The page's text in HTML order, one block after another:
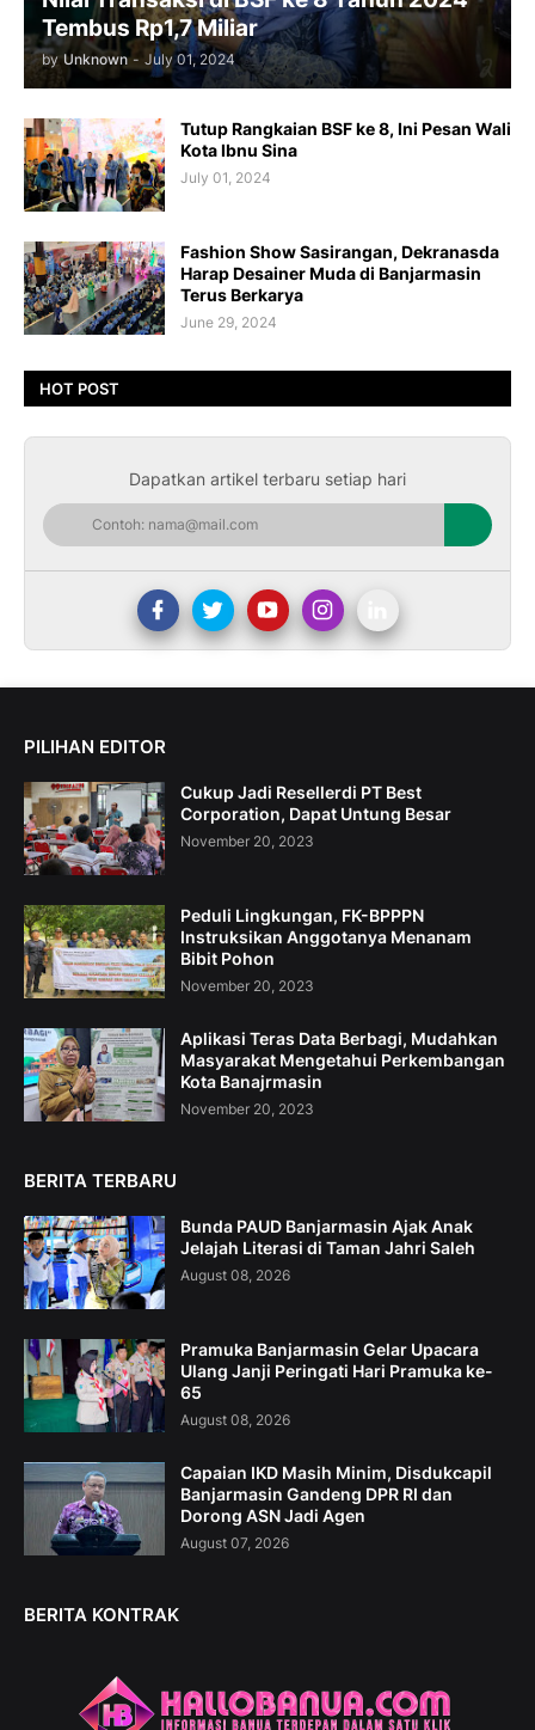
Tembus Rp1,7 Miliar
by Unknown - July 01, 2024
Tutup Rangkaian BSF ke 8, Ini Pesan Wali
Kota Ibnu Sina
July 01, 2024
Fashion Show Sasirangan, Dekranasda
Harap Desainer Muda di Banjarmasin
Terus Berkarya
June 29, 2024
HOT POST
Dapatkan artikel terbaru setiap hari
PILIHAN EDITOR
Cukup Jadi Resellerdi PT Best
Corporation, Dapat Untung Besar
November 20, 2023
Peduli Lingkungan, FK-BPPPN
Instruksikan Anggotanya Menanam
Bibit Pohon
November 20, 2023
Aplikasi Teras Data Berbagi, Mudahkan
Masyarakat Mengetahui Perkembangan
Kota Banajrmasin
November 20, 2023
BERITA TERBARU
Bunda PAUD Banjarmasin Ajak Anak
Jelajah Literasi di Taman Jahri Saleh
August 08, 2026
Pramuka Banjarmasin Gelar Upacara
Ulang Janji Peringati Hari Pramuka ke-
65
August 08, 2026
Capaian IKD Masih Minim, Disdukcapil
Banjarmasin Gandeng DPR RI dan
Dorong ASN Jadi Agen
August 07, 2026
BERITA KONTRAK